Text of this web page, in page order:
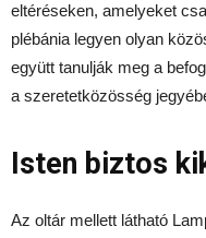
eltéréseken, amelyeket
plébánia legyen olyan
együtt tanulják meg a
a szeretetközösség
Isten biztos
Az oltár mellett látható